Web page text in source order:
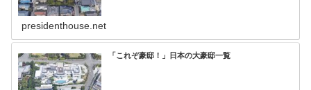
presidenthouse.net
「これぞ豪邸！」日本の大豪邸一覧